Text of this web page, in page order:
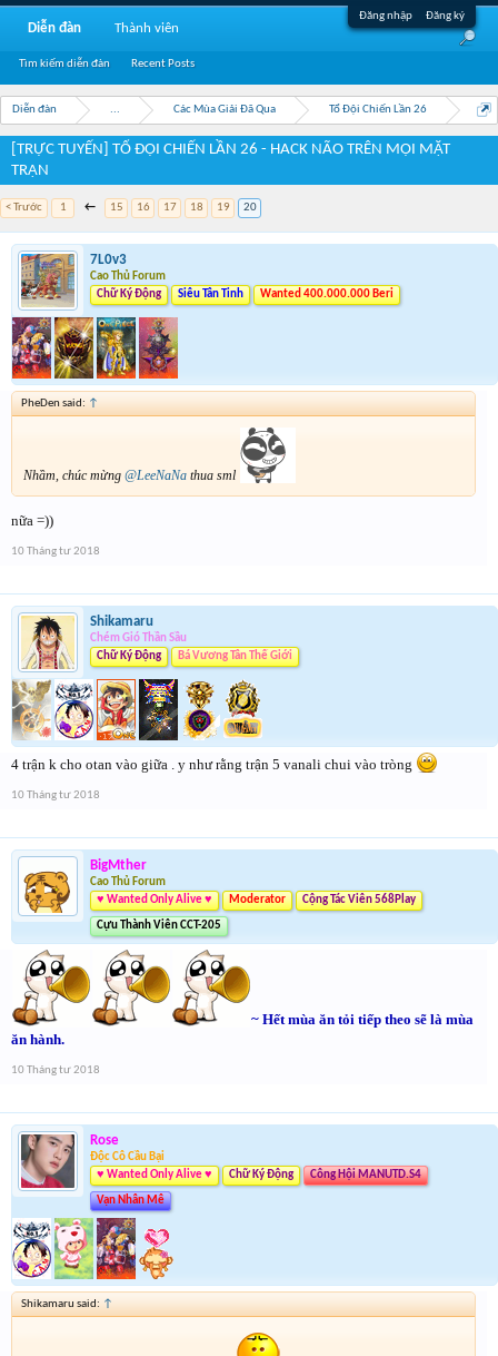
Đăng nhập Đăng ký
Diễn đàn ... Các Mùa Giải Đã Qua Tổ Đội Chiến Lần 26
[TRỰC TUYẾN] TỔ ĐỘI CHIẾN LẦN 26 - HACK NÃO TRÊN MỌI MẶT
TRẬN
< Trước 1 ← 15 16 17 18 19 20
7L0v3
Cao Thủ Forum
Chữ Ký Động
Siêu Tân Tinh Wanted 400.000.000 Beri
PheDen said: ↑
Nhầm, chúc mừng @LeeNaNa thua sml
nữa =))
10 Tháng tư 2018
Shikamaru
Chém Gió Thần Sầu
Chữ Ký Động
Bá Vương Tân Thế Giới
4 trận k cho otan vào giữa . y như rằng trận 5 vanali chui vào tròng
10 Tháng tư 2018
BigMther
Cao Thủ Forum
♥ Wanted Only Alive ♥
Moderator Cộng Tác Viên 568Play
Cựu Thành Viên CCT-205
~ Hết mùa ăn tỏi tiếp theo sẽ là mùa
ăn hành.
10 Tháng tư 2018
Rose
Độc Cô Cầu Bại
♥ Wanted Only Alive ♥
Chữ Ký Động Công Hội MANUTD.S4
Vạn Nhân Mê
Shikamaru said: ↑
Diễn đàn
Tìm kiếm diễn đàn Recent Posts
Thành viên